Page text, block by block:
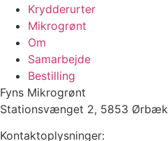
Krydderurter
Mikrogrønt
Om
Samarbejde
Bestilling
Fyns Mikrogrønt
Stationsvænget 2, 5853 Ørbæk
Kontaktoplysninger: